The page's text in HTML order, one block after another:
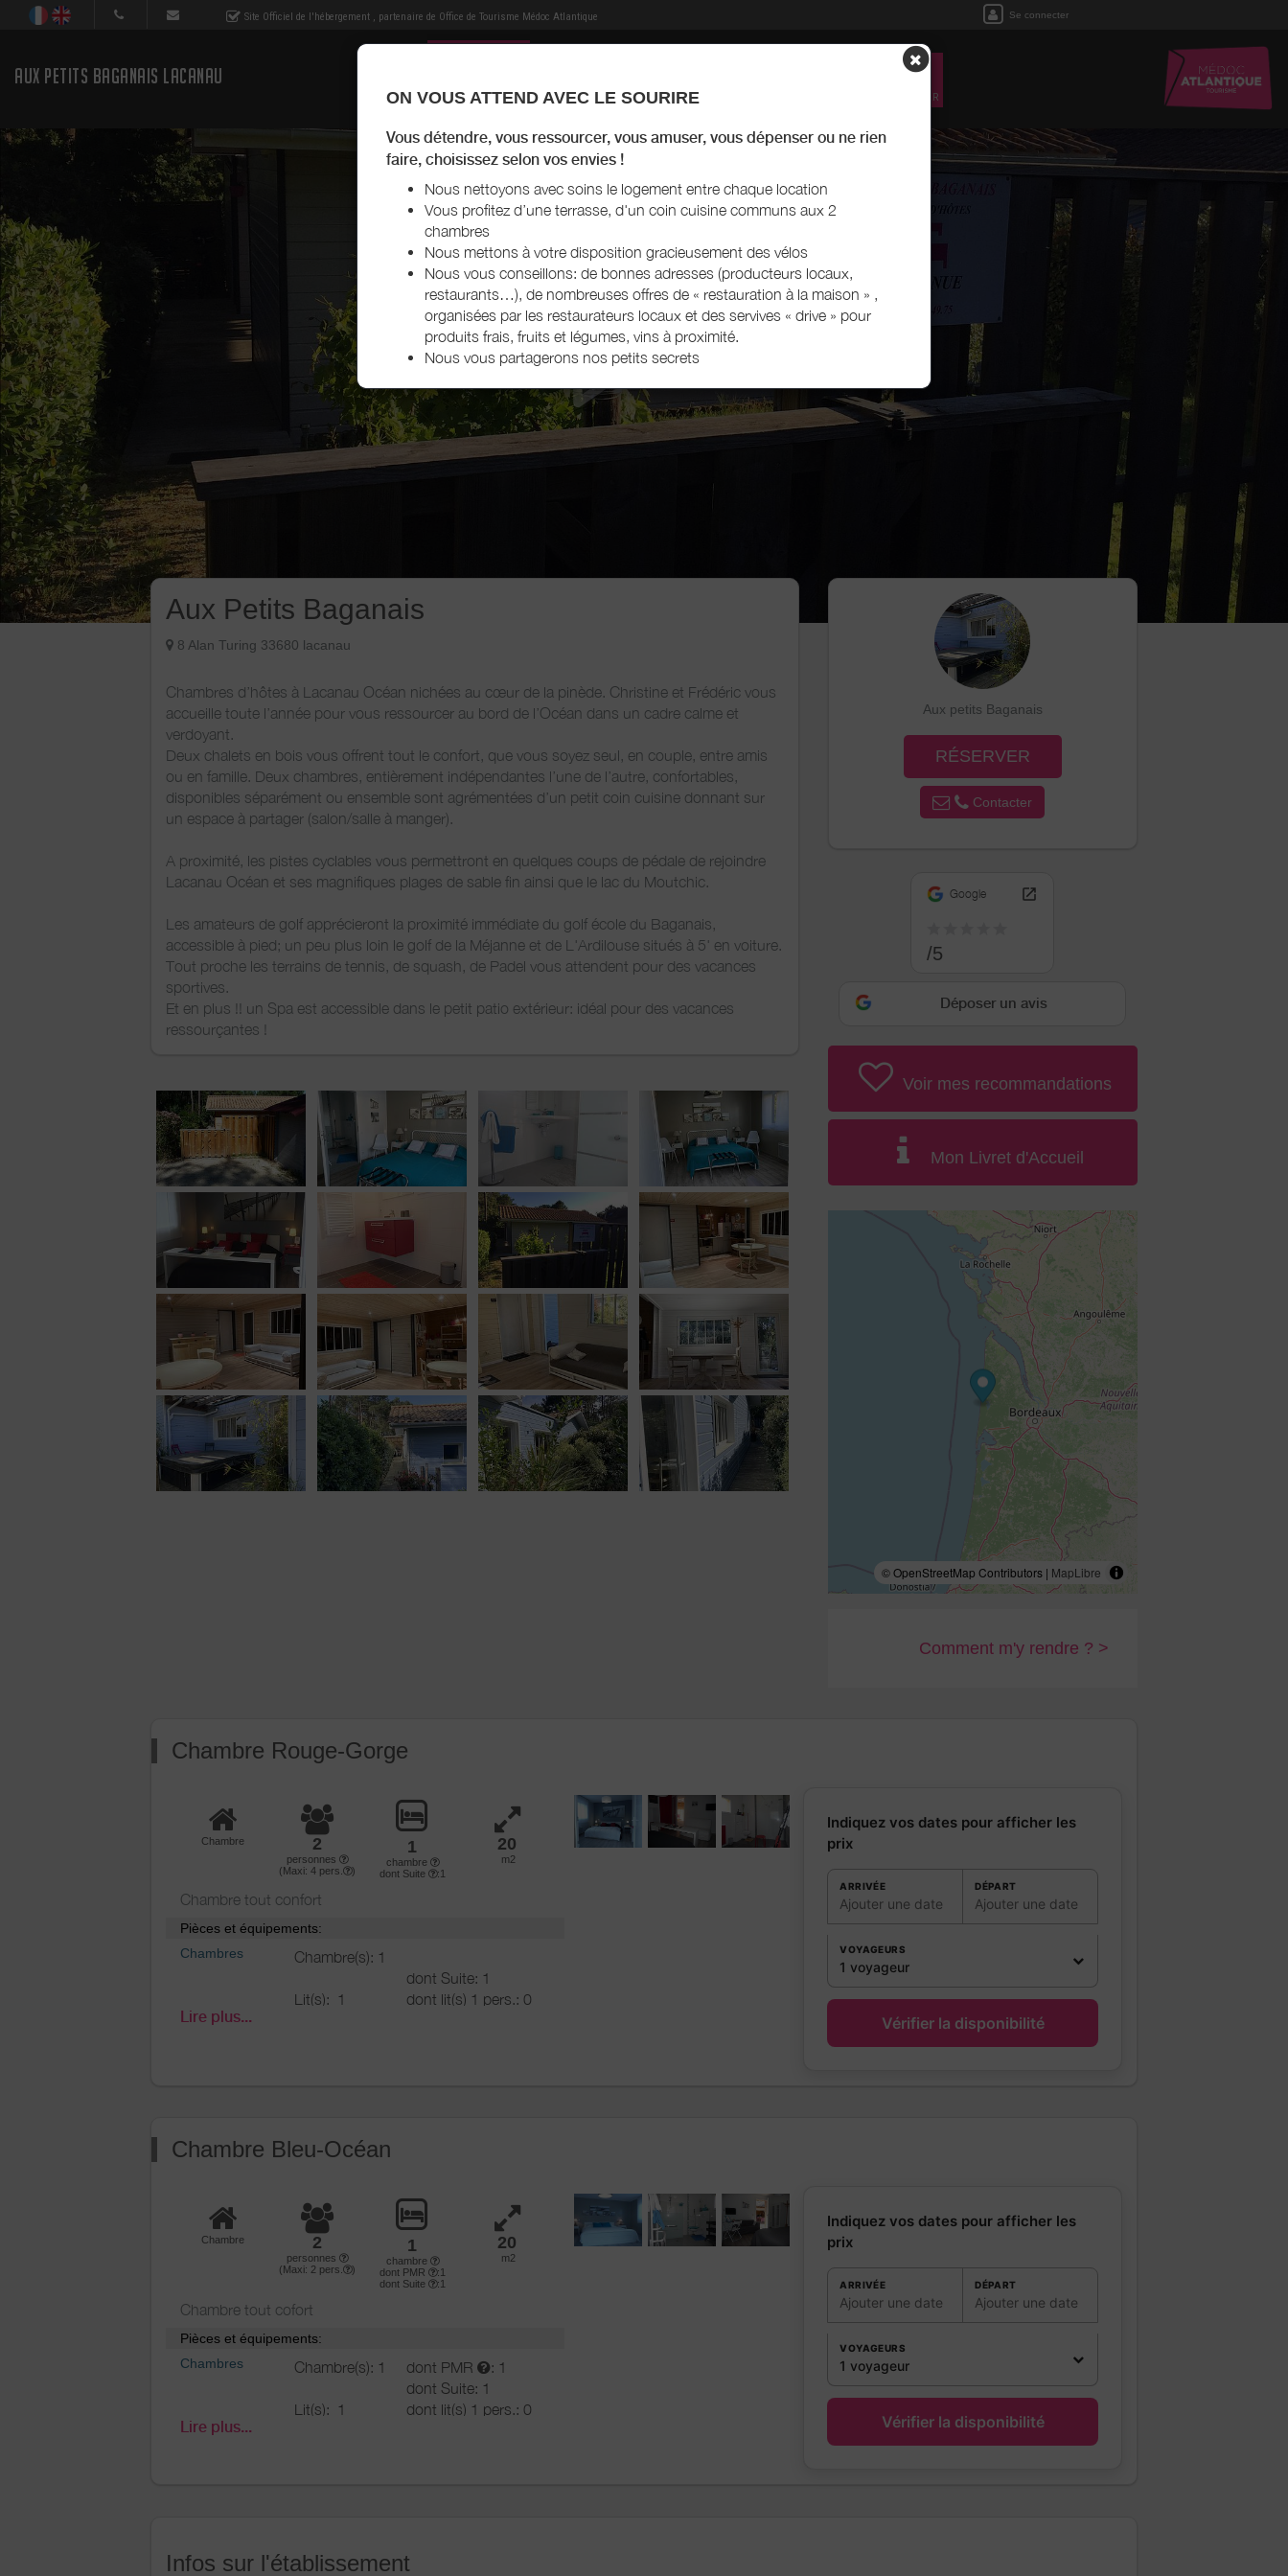
Site Officiel de l'hébergement , partenaire de Office de Tourisme Médoc Atlantique Se connecter
AUX PETITS BAGANAIS LACANAU
MON HÉBERGEMENT MES RECOMMANDATIONS AGENDA TOURISTIQUE RÉSERVER
ON VOUS ATTEND AVEC LE SOURIRE
Vous détendre, vous ressourcer, vous amuser, vous dépenser ou ne rien
faire, choisissez selon vos envies !
Nous nettoyons avec soins le logement entre chaque location
Vous profitez d’une terrasse, d'un coin cuisine communs aux 2
chambres
Nous mettons à votre disposition gracieusement des vélos
Nous vous conseillons: de bonnes adresses (producteurs locaux,
restaurants…), de nombreuses offres de « restauration à la maison » ,
organisées par les restaurateurs locaux et des servives « drive » pour
produits frais, fruits et légumes, vins à proximité.
Nous vous partagerons nos petits secrets
Aux Petits Baganais
8 Alan Turing 33680 lacanau
Chambres d’hôtes à Lacanau Océan nichées au cœur de la pinède. Christine et Frédéric vous
accueille toute l’année pour vous ressourcer au bord de l’Océan dans un cadre calme et
verdoyant.
Deux chalets en bois vous offrent tout le confort, que vous soyez seul, en couple, entre amis
ou en famille. Deux chambres, entièrement indépendantes l’une de l’autre, confortables,
disponibles séparément ou ensemble sont agrémentées d’un petit coin cuisine donnant sur
un espace à partager (salon/salle à manger).
A proximité, les pistes cyclables vous permettront en quelques coups de pédale de rejoindre
Lacanau Océan et ses magnifiques plages de sable fin ainsi que le lac du Moutchic.
Les amateurs de golf apprécieront la proximité immédiate du golf école du Baganais,
accessible à pied; un peu plus loin le golf de la Méjanne et de L'Ardilouse situés à 5' en voiture.
Tout proche les terrains de tennis, de squash, de Padel vous attendent pour des vacances
sportives.
Et en plus !! un Spa est accessible dans le petit patio extérieur: idéal pour des vacances
ressourçantes !
Aux petits Baganais
RÉSERVER
Contacter
Google
/5
Déposer un avis
Voir mes recommandations
Mon Livret d'Accueil
© OpenStreetMap Contributors | MapLibre
Comment m'y rendre ? >
Chambre Rouge-Gorge
Chambre 2
personnes
(Maxi:4 pers. )
1
chambre
dont Suite
:1
20
m2
Chambre tout confort
Pièces et équipements:
Chambres
Chambre(s): 1
dont Suite: 1
Lit(s):
1
dont lit(s) 1 pers.: 0
Sèche serviettes
WC:
WC privés
Cuisine
Coin cuisine à
d'hôtes)
Kitchenette
Four à micro ondes
Réfrigérateur
Lire plus...
Indiquez vos dates pour afficher les
prix
ARRIVÉE
Ajouter une date
DÉPART
Ajouter une date
VOYAGEURS
1 voyageur
Vérifier la disponibilité
Chambre Bleu-Océan
Chambre 2
personnes
(Maxi: 2 pers. )
1
chambre
dont PMR
:1
dont Suite
:1
20
m2
Chambre tout cofort
Pièces et équipements:
Chambres
Chambre(s): 1 dont PMR
: 1
dont Suite: 1
Lit(s):
1
dont lit(s) 1 pers.: 0
d'eau
douche
Lire plus...
Indiquez vos dates pour afficher les
prix
ARRIVÉE
Ajouter une date
DÉPART
Ajouter une date
VOYAGEURS
1 voyageur
Vérifier la disponibilité
Infos sur l'établissement